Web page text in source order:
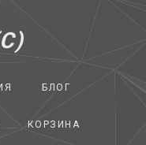
БЛОГ
КОРЗИНА